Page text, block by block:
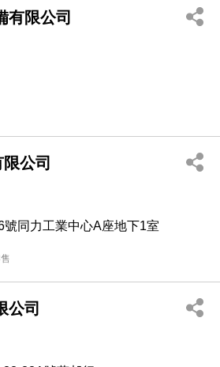
有限公司
公司
號同力工業中心A座地下1室
公司